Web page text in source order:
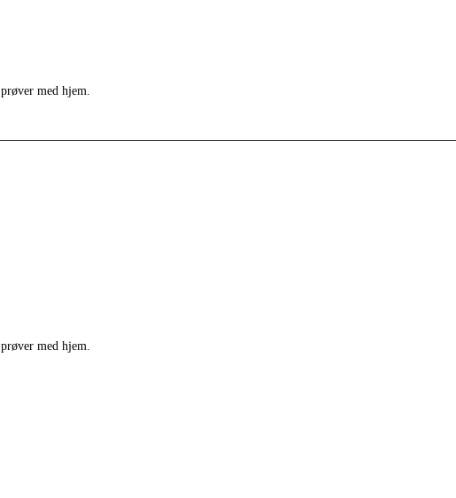
med hjem.
med hjem.